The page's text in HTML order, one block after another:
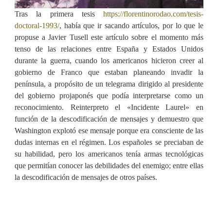
Tras la primera tesis https://florentinorodao.com/tesis-
doctoral-1993/, había que ir sacando artículos, por lo que le
propuse a Javier Tusell este artículo sobre el momento más
tenso de las relaciones entre España y Estados Unidos
durante la guerra, cuando los americanos hicieron creer al
gobierno de Franco que estaban planeando invadir la
península, a propósito de un telegrama dirigido al presidente
del gobierno projaponés que podía interpretarse como un
reconocimiento. Reinterpreto el «Incidente Laurel» en
función de la descodificación de mensajes y demuestro que
Washington explotó ese mensaje porque era consciente de las
dudas internas en el régimen. Los españoles se preciaban de
su habilidad, pero los americanos tenía armas tecnológicas
que permitían conocer las debilidades del enemigo; entre ellas
la descodificación de mensajes de otros países.